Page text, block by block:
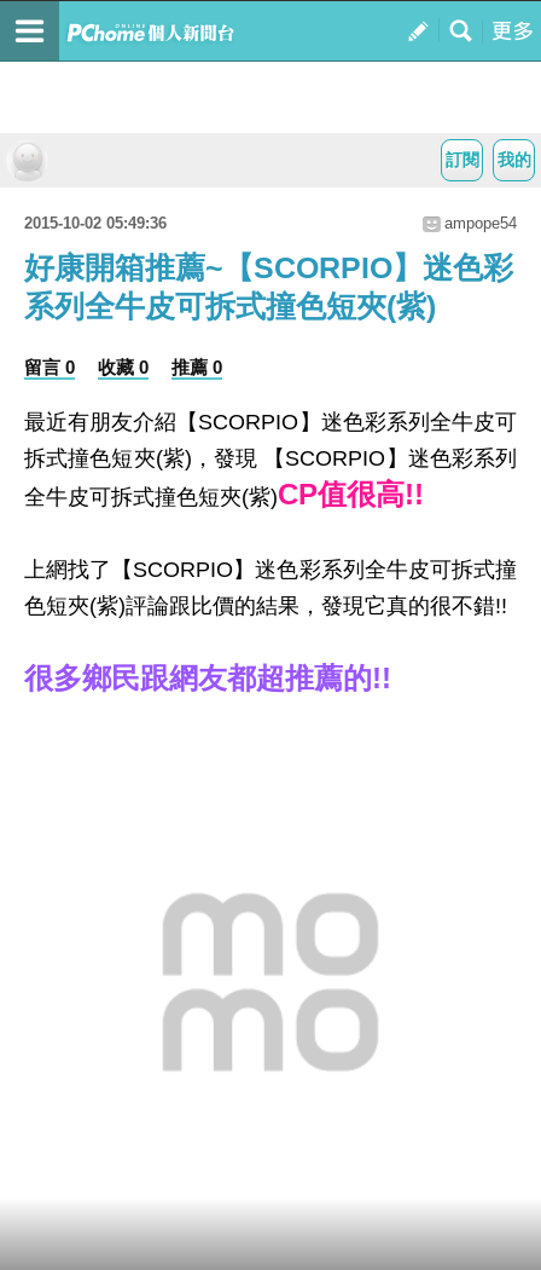
我的
訂閱
2015-10-02 05:49:36 ampope54
好康開箱推薦~【SCORPIO】迷色彩
系列全牛皮可拆式撞色短夾(紫)
留言 0 收藏 0 推薦 0
最近有朋友介紹【SCORPIO】迷色彩系列全牛皮可
拆式撞色短夾(紫)，發現 【SCORPIO】迷色彩系列
全牛皮可拆式撞色短夾(紫)CP值很高!!
上網找了【SCORPIO】迷色彩系列全牛皮可拆式撞
色短夾(紫)評論跟比價的結果，發現它真的很不錯!!
很多鄉民跟網友都超推薦的!!